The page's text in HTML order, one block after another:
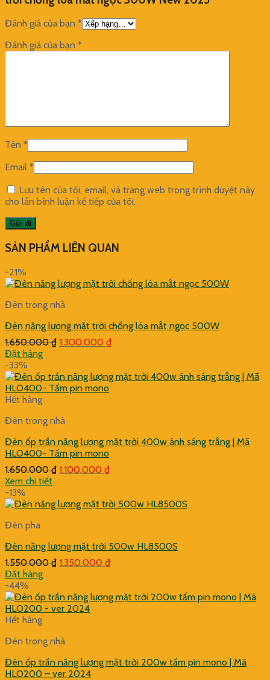
Đánh giá của bạn *
Đánh giá của bạn *
Tên *
Email *
Lưu tên của tôi, email, và trang web trong trình duyệt này
cho lần bình luận kế tiếp của tôi.
SẢN PHẨM LIÊN QUAN
-21%
Đèn trong nhà
Đèn năng lượng mặt trời chống lóa mắt ngọc 500W
1.650.000₫ Giá
1.650.000 ₫.
1.300.000 ₫Giá
là:
Đặt hàng
-33%
Hết hàng
Đèn trong nhà
Đèn ốp trần năng lượng mặt trời 400w ánh sáng trắng | Mã
HLO400- Tấm pin mono
1.650.000₫ Giá
1.650.000 ₫.
1.100.000 ₫Giá
là:
Xem chi tiết
-13%
Đèn pha
Đèn năng lượng mặt trời 500w HL8500S
1.550.000₫ Giá
1.550.000 ₫.
1.350.000 ₫Giá
là:
Đặt hàng
-44%
Hết hàng
Đèn trong nhà
Đèn ốp trần năng lượng mặt trời 200w tấm pin mono | Mã
HLO200 – ver 2024